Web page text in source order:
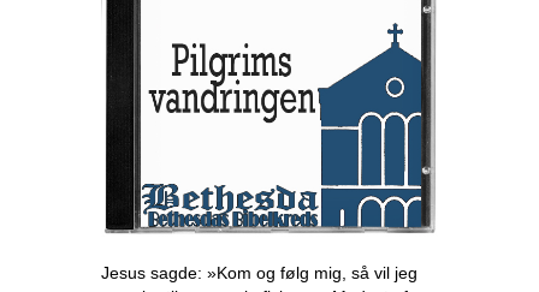
Jesus sagde: »Kom og følg mig, så vil jeg